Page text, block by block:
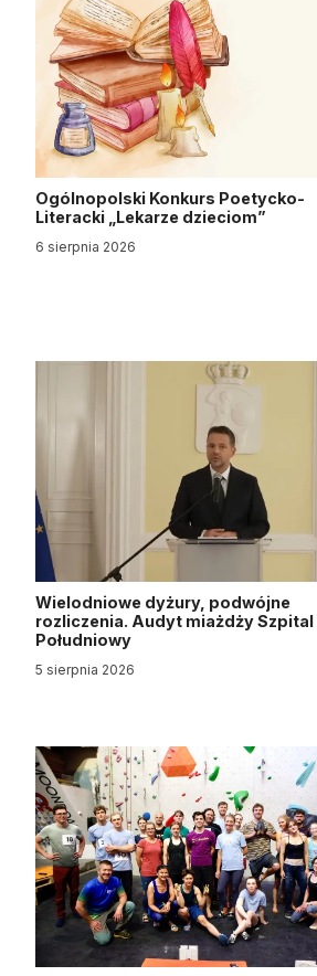
Ogólnopolski Konkurs Poetycko-
Literacki „Lekarze dzieciom”
6 sierpnia 2026
Wielodniowe dyżury, podwójne
rozliczenia. Audyt miażdży Szpital
Południowy
5 sierpnia 2026